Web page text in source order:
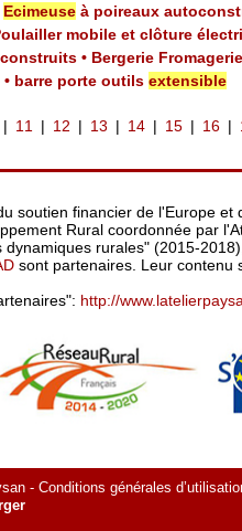
Ecimeuse à poireaux
mobile et clôture
• Bergerie
• barre porte outilsextensible
11 12 13 14 15 16
soutien financier de l'Europe et
Rural coordonnée par
dynamiques rurales" (2015-
sont partenaires. Leur contenu
http://
- Conditions générales